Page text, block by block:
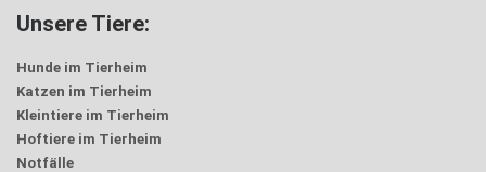
Unsere Tiere:
Hunde im Tierheim
Katzen im Tierheim
Kleintiere im Tierheim
Hoftiere im Tierheim
Notfälle